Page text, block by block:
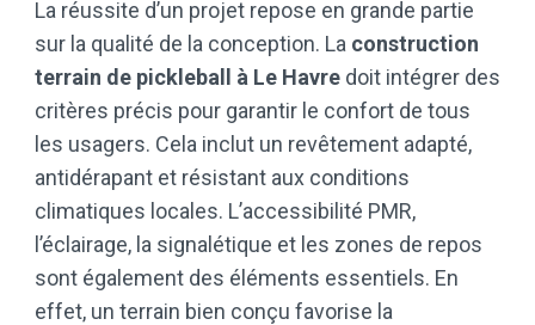
La réussite d’un projet repose en grande partie
sur la qualité de la conception. La construction
terrain de pickleball à Le Havre doit intégrer des
critères précis pour garantir le confort de tous
les usagers. Cela inclut un revêtement adapté,
antidérapant et résistant aux conditions
climatiques locales. L’accessibilité PMR,
l’éclairage, la signalétique et les zones de repos
sont également des éléments essentiels. En
effet, un terrain bien conçu favorise la